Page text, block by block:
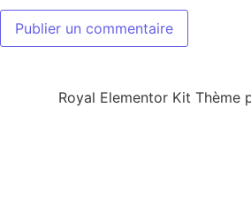
Royal Elementor Kit Thème